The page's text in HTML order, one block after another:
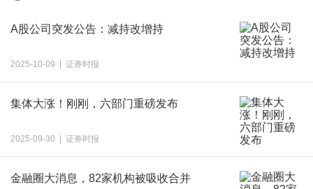
A股公司突发公告：减持改增持
2025-10-09 | 证券时报
集体大涨！刚刚，六部门重磅发布
2025-09-30 | 证券时报
金融圈大消息，82家机构被吸收合并